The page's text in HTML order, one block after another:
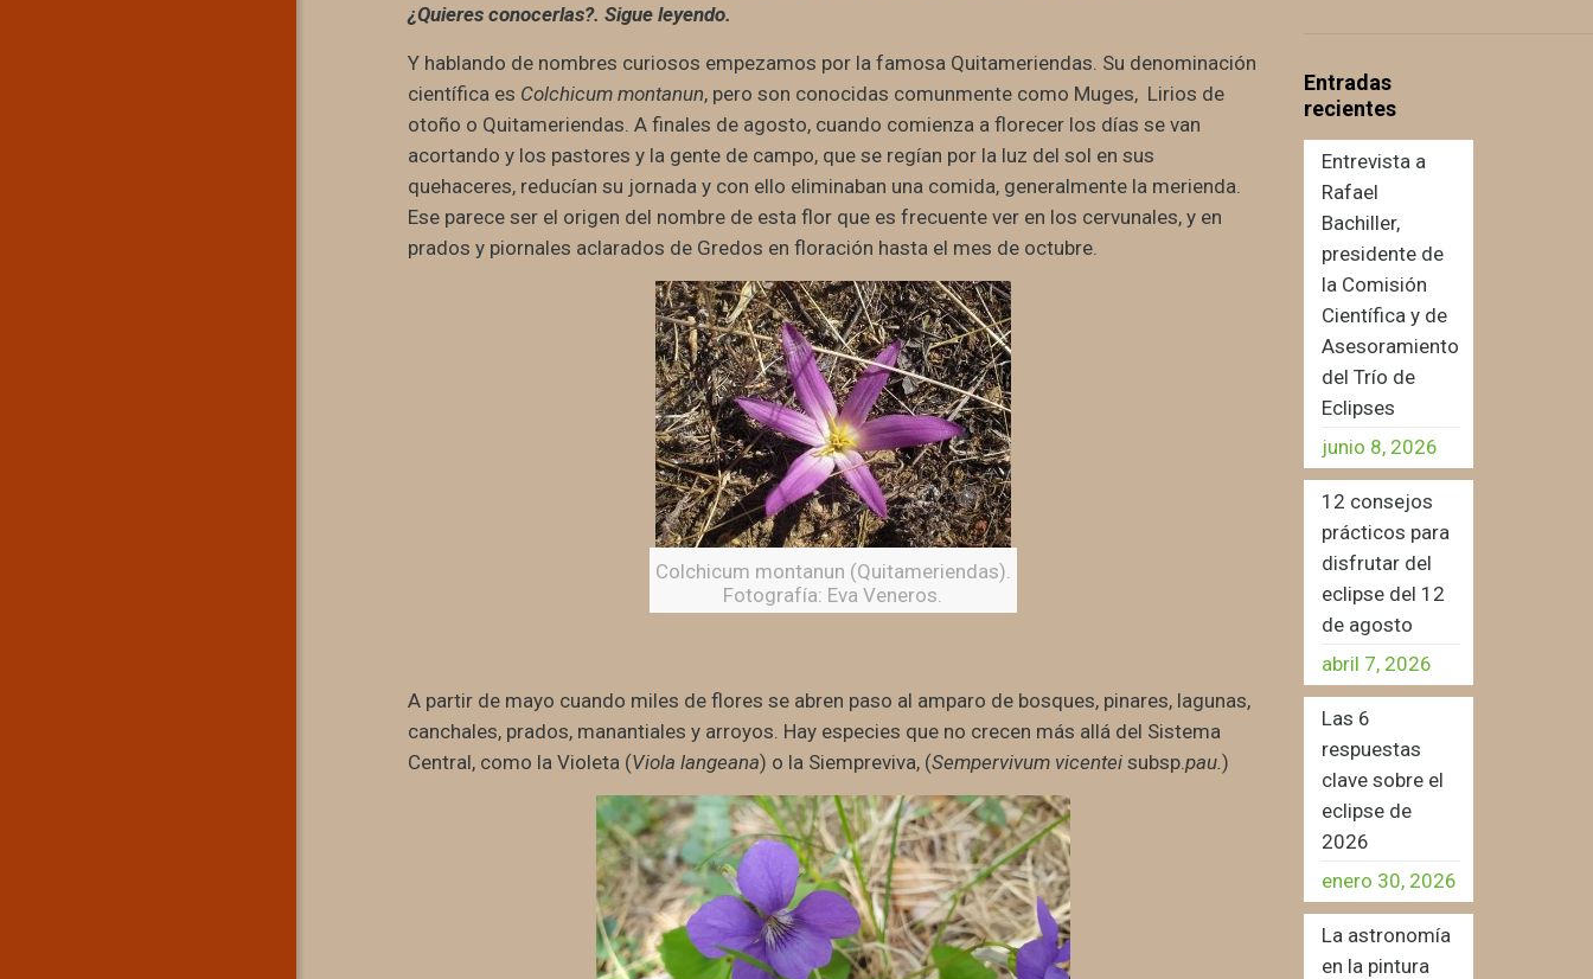
¿Quieres conocerlas?. Sigue leyendo.
Y hablando de nombres curiosos empezamos por la famosa Quitameriendas. Su denominación
científica es Colchicum montanun, pero son conocidas comunmente como Muges, Lirios de
otoño o Quitameriendas. A finales de agosto, cuando comienza a florecer los días se van
acortando y los pastores y la gente de campo, que se regían por la luz del sol en sus
quehaceres, reducían su jornada y con ello eliminaban una comida, generalmente la merienda.
Ese parece ser el origen del nombre de esta flor que es frecuente ver en los cervunales, y en
prados y piornales aclarados de Gredos en floración hasta el mes de octubre.
Colchicum montanun (Quitameriendas).
Fotografía: Eva Veneros.
A partir de mayo cuando miles de flores se abren paso al amparo de bosques, pinares, lagunas,
canchales, prados, manantiales y arroyos. Hay especies que no crecen más allá del Sistema
Central, como la Violeta (Viola langeana) o la Siempreviva, (Sempervivum vicentei subsp.pau.)
Entradas
recientes
Entrevista a
Rafael
Bachiller,
presidente de
la Comisión
Científica y de
Asesoramiento
del Trío de
Eclipses
junio 8, 2026
12 consejos
prácticos para
disfrutar del
eclipse del 12
de agosto
abril 7, 2026
Las 6
respuestas
clave sobre el
eclipse de
2026
enero 30, 2026
La astronomía
en la pintura